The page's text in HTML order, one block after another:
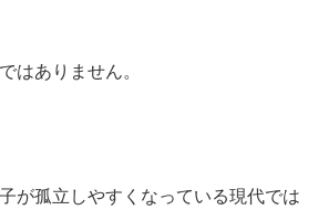
はありません。
が孤立しやすくなっている現代では